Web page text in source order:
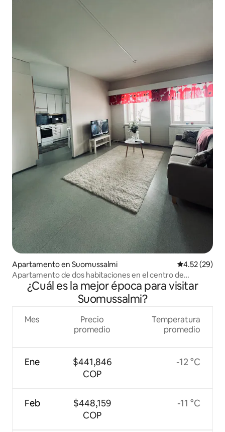
Apartamento en Suomussalmi Calificación
4.52 (29)
Apartamento de dos habitaciones en el centro de
Suomussalmi
¿Cuál es la mejor época para visitar
Suomussalmi?
Mes
Ene
Feb
Precio
promedio
$441,846
COP
$448,159
COP
Temperatura
promedio
-12 °C
-11 °C